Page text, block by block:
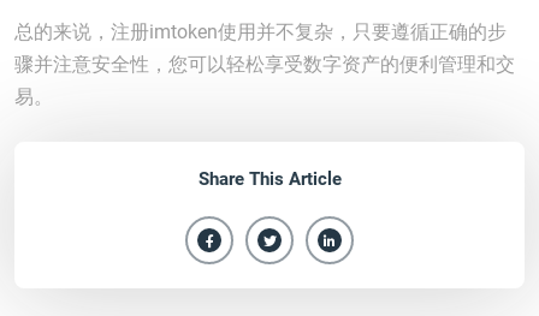
总的来说，注册imtoken使用并不复杂，只要遵循正确的步
骤并注意安全性，您可以轻松享受数字资产的便利管理和交
易。
Share This Article